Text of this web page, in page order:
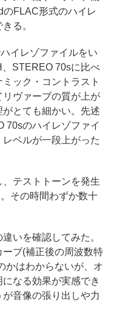
FLAC形式のハイレ
る。
イレゾファイルをい
STEREO 70sに比べ
ック・コントラスト
ヴァーブの質が上が
とても細かい。先述
70sのハイレゾファイ
ベルが一段上がった
テストトーンを発生
その時間わずか数十
いを確認してみた。
ブ(補正後の周波数特
かはわからないが、オ
なる効果が実感でき
音像の張り出しや力